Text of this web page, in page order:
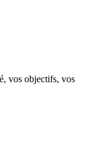
vos objectifs, vos